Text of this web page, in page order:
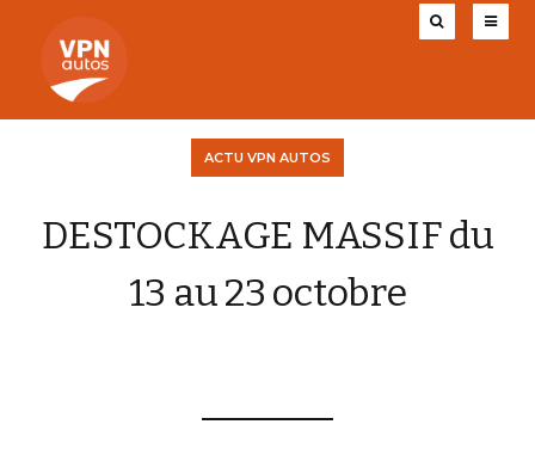
ACTU VPN AUTOS
DESTOCKAGE MASSIF du
13 au 23 octobre